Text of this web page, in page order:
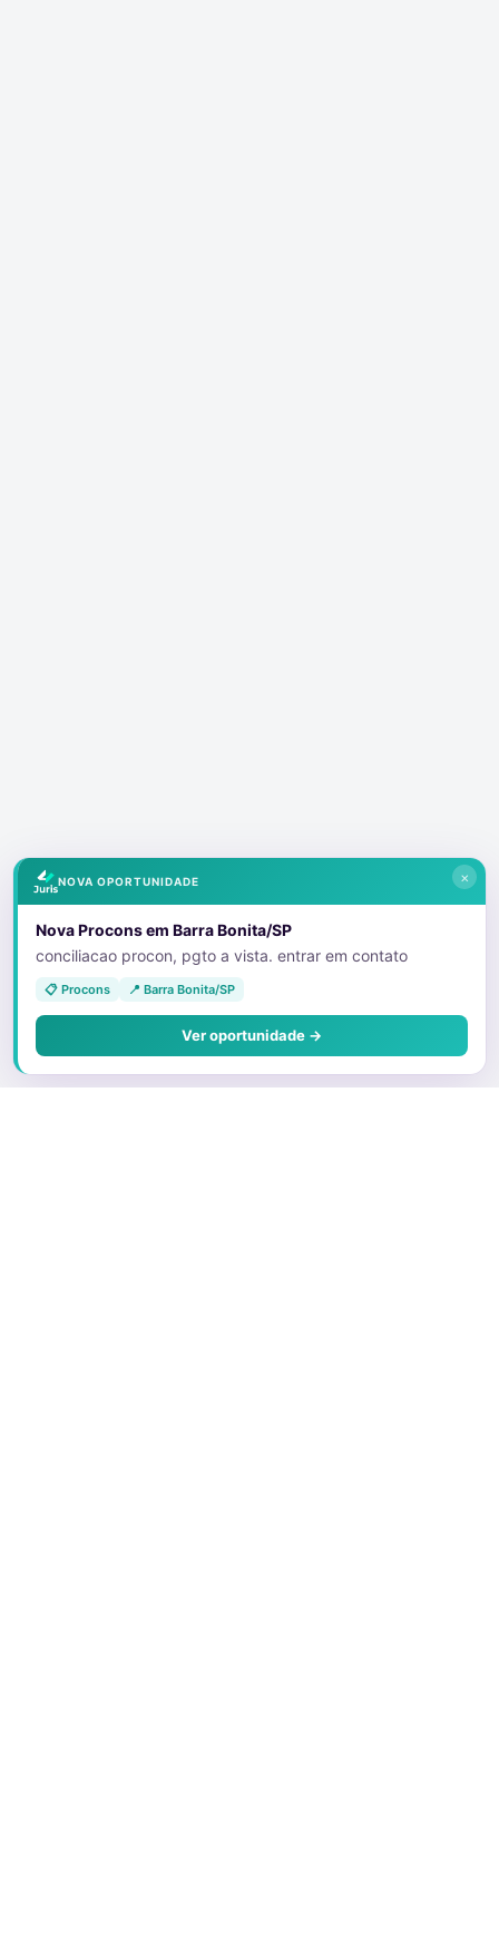
×
NOVA OPORTUNIDADE
Nova Procons em Barra Bonita/SP
conciliacao procon, pgto a vista. entrar em contato
📋 Procons 📍 Barra Bonita/SP
Ver oportunidade →